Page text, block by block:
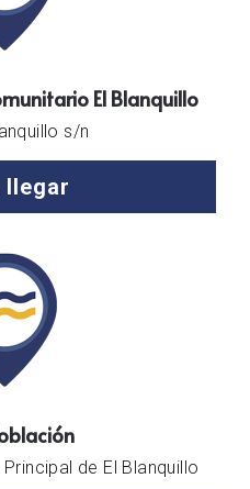
El Blanquillo
s/n
llegar
de El Blanquillo